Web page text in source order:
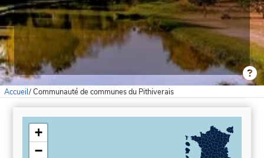
Accueil/Communauté de communes du Pithiverais
+
−